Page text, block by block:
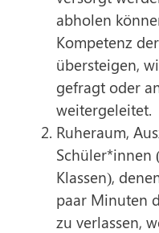
abholen
Kompetenz
übersteigen,
gefragt oder
weitergeleitet.
Ruheraum,
Schüler*innen
Klassen),
paar Minuten
zu verlassen,